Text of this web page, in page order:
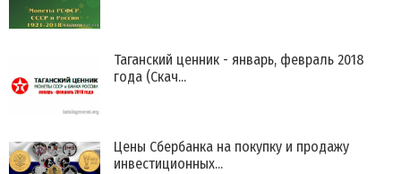
Таганский ценник - январь, февраль 2018
года (Скач...
Цены Сбербанка на покупку и продажу
инвестиционных...